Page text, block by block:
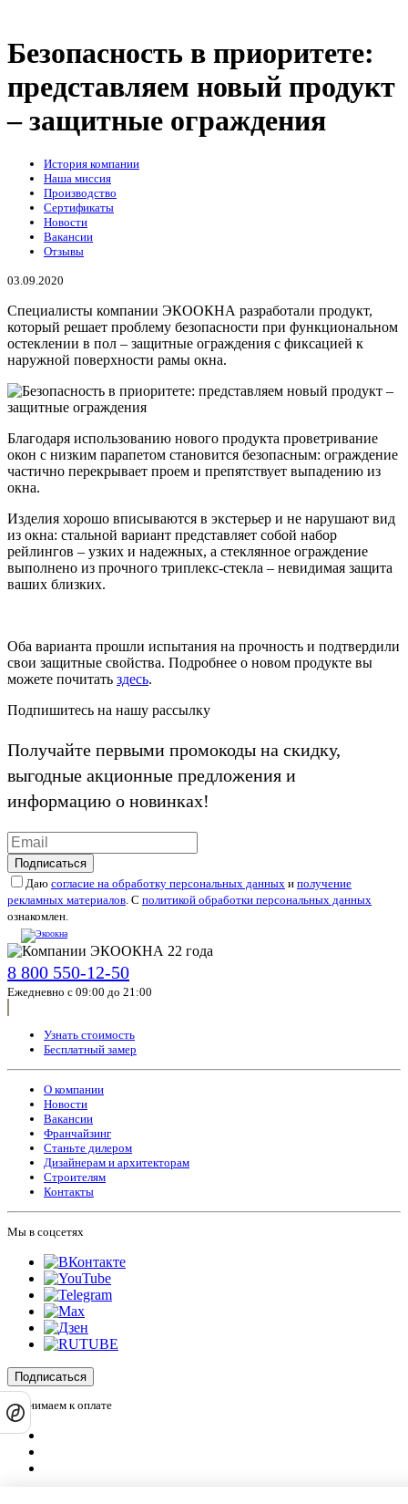
Безопасность в приоритете:
представляем новый продукт
– защитные ограждения
История компании
Наша миссия
Производство
Сертификаты
Новости
Вакансии
Отзывы
03.09.2020
Специалисты компании ЭКООКНА разработали продукт,
который решает проблему безопасности при функциональном
остеклении в пол – защитные ограждения с фиксацией к
наружной поверхности рамы окна.
Благодаря использованию нового продукта проветривание
окон с низким парапетом становится безопасным: ограждение
частично перекрывает проем и препятствует выпадению из
окна.
Изделия хорошо вписываются в экстерьер и не нарушают вид
из окна: стальной вариант представляет собой набор
рейлингов – узких и надежных, а стеклянное ограждение
выполнено из прочного триплекс-стекла – невидимая защита
ваших близких.
Оба варианта прошли испытания на прочность и подтвердили
свои защитные свойства. Подробнее о новом продукте вы
можете почитать здесь.
Подпишитесь на нашу рассылку
Получайте первыми промокоды на скидку,
выгодные акционные предложения и
информацию о новинках!
Подписаться
Даю согласие на обработку персональных данных и получение
рекламных материалов. С политикой обработки персональных данных
ознакомлен.
8 800 550-12-50
Ежедневно с 09:00 до 21:00
Узнать стоимость
Бесплатный замер
О компании
Новости
Вакансии
Франчайзинг
Станьте дилером
Дизайнерам и архитекторам
Строителям
Контакты
Мы в соцсетях
Подписаться
Принимаем к оплате